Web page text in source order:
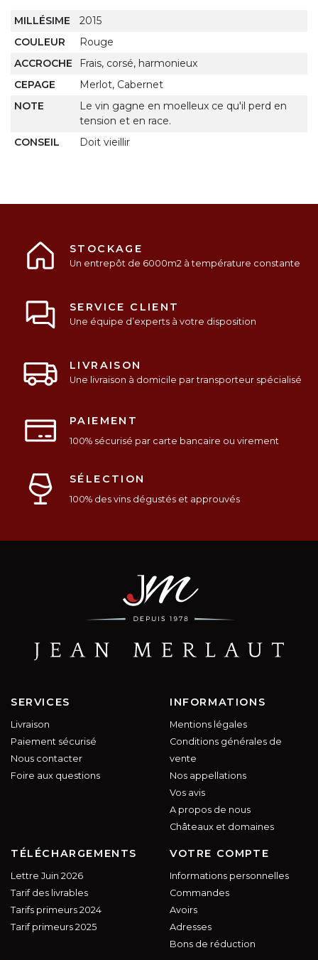
MILLÉSIME
2015
COULEUR
Rouge
ACCROCHE
Frais, corsé, harmonieux
CEPAGE
Merlot, Cabernet
NOTE
Le vin gagne en moelleux ce qu'il perd en
tension et en race.
CONSEIL
Doit vieillir
STOCKAGE
Un entrepôt de 6000m2 à température constante
SERVICE CLIENT
Une équipe d’experts à votre disposition
LIVRAISON
Une livraison à domicile par transporteur spécialisé
PAIEMENT
100% sécurisé par carte bancaire ou virement
SÉLECTION
100% des vins dégustés et approuvés
SERVICES
Livraison
Paiement sécurisé
Nous contacter
Foire aux questions
INFORMATIONS
Mentions légales
Conditions générales de
vente
Nos appellations
Vos avis
A propos de nous
Châteaux et domaines
TÉLÉCHARGEMENTS
Lettre Juin 2026
Tarif des livrables
Tarifs primeurs 2024
Tarif primeurs 2025
VOTRE COMPTE
Informations personnelles
Commandes
Avoirs
Adresses
Bons de réduction